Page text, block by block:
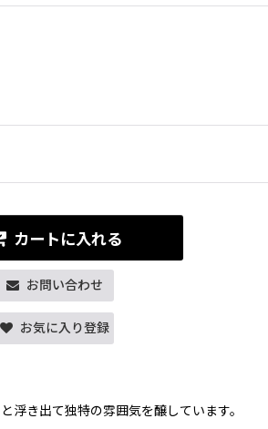
カートに入れる
お問い合わせ
お気に入り登録
浮き出て独特の雰囲気を醸しています。